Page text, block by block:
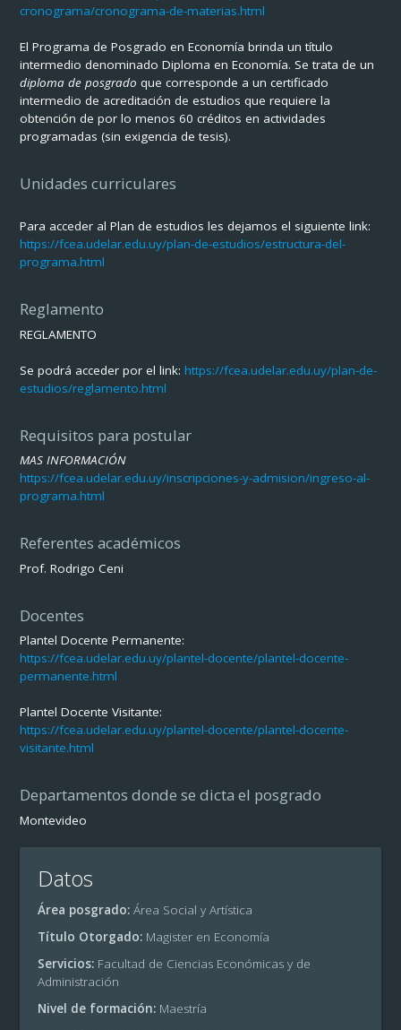
cronograma/cronograma-de-materias.html
El Programa de Posgrado en Economía brinda un título
intermedio denominado Diploma en Economía. Se trata de un
diploma de posgrado que corresponde a un certificado
intermedio de acreditación de estudios que requiere la
obtención de por lo menos 60 créditos en actividades
programadas (sin exigencia de tesis).
Unidades curriculares
Para acceder al Plan de estudios les dejamos el siguiente link:
https://fcea.udelar.edu.uy/plan-de-estudios/estructura-del-
programa.html
Reglamento
REGLAMENTO
Se podrá acceder por el link:https://fcea.udelar.edu.uy/plan-de-
estudios/reglamento.html
Requisitos para postular
MAS INFORMACIÓN
https://fcea.udelar.edu.uy/inscripciones-y-admision/ingreso-al-
programa.html
Referentes académicos
Prof. Rodrigo Ceni
Docentes
Plantel Docente Permanente:
https://fcea.udelar.edu.uy/plantel-docente/plantel-docente-
permanente.html
Plantel Docente Visitante:
https://fcea.udelar.edu.uy/plantel-docente/plantel-docente-
visitante.html
Departamentos donde se dicta el posgrado
Montevideo
Datos
Área posgrado: Área Social y Artística
Título Otorgado: Magister en Economía
Servicios: Facultad de Ciencias Económicas y de
Administración
Nivel de formación: Maestría